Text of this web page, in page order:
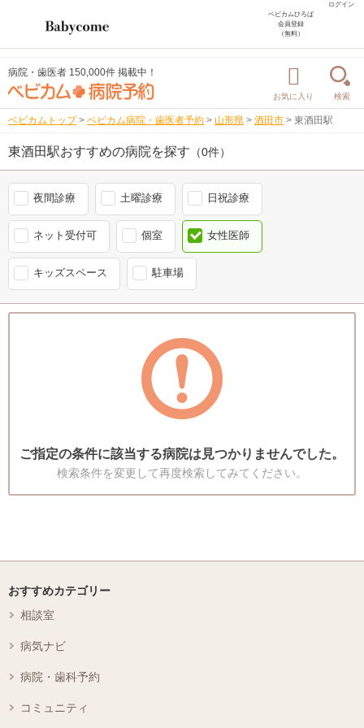
ログイン
ベビカムひろば
会員登録
（無料）
病院・歯医者 150,000件 掲載中！
お気に入り 検索
ベビカムトップ > ベビカム病院・歯医者予約 > 山形県 > 酒田市 > 東酒田駅
東酒田駅おすすめの病院を探す （0件）
夜間診療 土曜診療 日祝診療
ネット受付可 個室 女性医師
キッズスペース 駐車場
ご指定の条件に該当する病院は見つかりませんでした。
検索条件を変更して再度検索してみてください。
おすすめカテゴリー
相談室
病気ナビ
病院・歯科予約
コミュニティ